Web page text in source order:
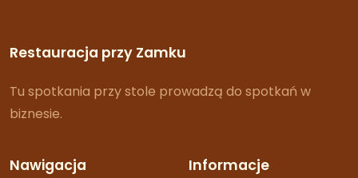
Restauracja przy Zamku
Tu spotkania przy stole prowadzą do spotkań w
biznesie.
Nawigacja Informacje